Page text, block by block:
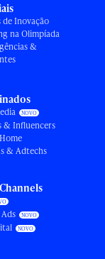
de Inovação
na Olimpíada
&
& Influencers
& Adtechs